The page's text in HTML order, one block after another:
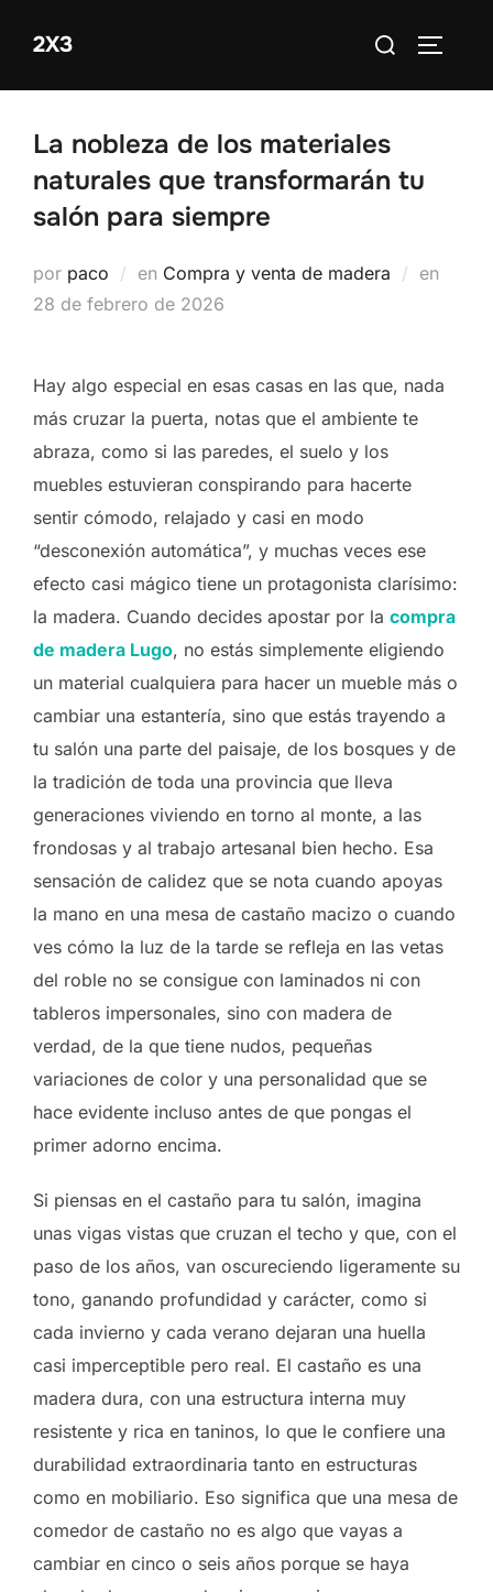
2X3 Buscar:
La nobleza de los materiales
naturales que transformarán tu
salón para siempre
por paco en Compra y venta de madera en
28 de febrero de 2026
Hay algo especial en esas casas en las que, nada
más cruzar la puerta, notas que el ambiente te
abraza, como si las paredes, el suelo y los
muebles estuvieran conspirando para hacerte
sentir cómodo, relajado y casi en modo
“desconexión automática”, y muchas veces ese
efecto casi mágico tiene un protagonista clarísimo:
la madera. Cuando decides apostar por la compra
de madera Lugo, no estás simplemente eligiendo
un material cualquiera para hacer un mueble más o
cambiar una estantería, sino que estás trayendo a
tu salón una parte del paisaje, de los bosques y de
la tradición de toda una provincia que lleva
generaciones viviendo en torno al monte, a las
frondosas y al trabajo artesanal bien hecho. Esa
sensación de calidez que se nota cuando apoyas
la mano en una mesa de castaño macizo o cuando
ves cómo la luz de la tarde se refleja en las vetas
del roble no se consigue con laminados ni con
tableros impersonales, sino con madera de
verdad, de la que tiene nudos, pequeñas
variaciones de color y una personalidad que se
hace evidente incluso antes de que pongas el
primer adorno encima.
Si piensas en el castaño para tu salón, imagina
unas vigas vistas que cruzan el techo y que, con el
paso de los años, van oscureciendo ligeramente su
tono, ganando profundidad y carácter, como si
cada invierno y cada verano dejaran una huella
casi imperceptible pero real. El castaño es una
madera dura, con una estructura interna muy
resistente y rica en taninos, lo que le confiere una
durabilidad extraordinaria tanto en estructuras
como en mobiliario. Eso significa que una mesa de
comedor de castaño no es algo que vayas a
cambiar en cinco o seis años porque se haya